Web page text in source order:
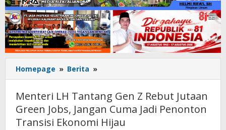
Homepage » Berita »
LH
Gen
Z
Rebut
Menteri LH Tantang Gen Z Rebut Jutaan
Green Jobs, Jangan Cuma Jadi Penonton
Transisi Ekonomi Hijau